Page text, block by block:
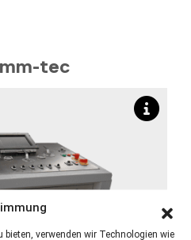
verwenden wir Technologien wie
tec